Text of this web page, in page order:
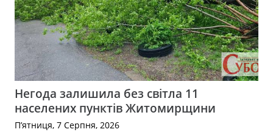
Негода залишила без світла 11
населених пунктів Житомирщини
П’ятниця, 7 Серпня, 2026